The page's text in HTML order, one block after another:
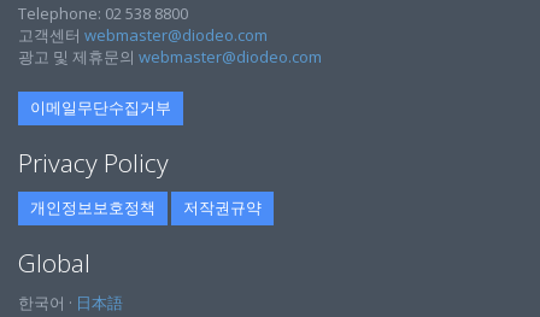
Telephone: 02 538 8800
고객센터 webmaster@diodeo.com
광고 및 제휴문의 webmaster@diodeo.com
이메일무단수집거부
Privacy Policy
개인정보보호정책 저작권규약
Global
한국어 · 日本語